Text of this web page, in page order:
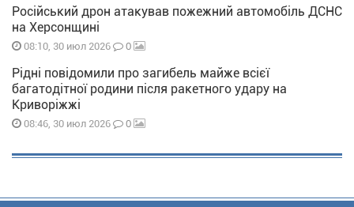
Російський дрон атакував пожежний автомобіль ДСНС
на Херсонщині
08:10, 30 июл 2026 0
Рідні повідомили про загибель майже всієї
багатодітної родини після ракетного удару на
Криворіжжі
08:46, 30 июл 2026 0